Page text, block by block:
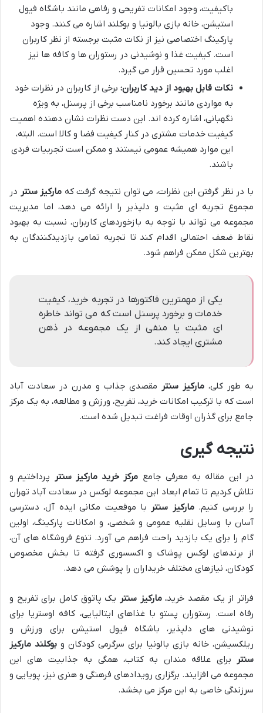
باکیفیت، وجود امکانات تفریحی و رفاهی مانند باشگاه فیول
استیشن، خانه بازی بالونیا و بوکلند اشاره می کنند. وجود
پارکینگ اختصاصی نیز از نکات مثبت برجسته از نظر کاربران
است. کیفیت غذا و نوشیدنی در رستوران ها و کافه ها نیز
اغلب مورد تحسین قرار می گیرد.
نکات قابل بهبود از دید کاربران: برخی از کاربران در نظرات خود
به مواردی مانند برخورد نامناسب برخی از پرسنل، به ویژه
نگهبانی، اشاره کرده اند. این دست نظرات نشان دهنده اهمیت
کیفیت خدمات مشتری در کنار کیفیت فضا و کالا است. البته،
این موارد همیشه عمومی نیستند و ممکن است تجربیات فردی
باشند.
با در نظر گرفتن این نظرات، می توان نتیجه گرفت که مارکیز سنتر در
مجموع تجربه ای مثبت و دلپذیر را ارائه می دهد، اما مدیریت
مجموعه می تواند با توجه به بازخوردهای کاربران، نسبت به بهبود
نقاط ضعف احتمالی اقدام کند تا تجربه تمامی بازدیدکنندگان به
بهترین شکل ممکن فراهم شود.
یکی از مهمترین فاکتورها در تجربه خرید، کیفیت
خدمات و برخورد پرسنل است که می تواند خاطره
ای مثبت یا منفی از یک مجموعه در ذهن
مشتری ایجاد کند.
به طور کلی، مارکیز سنتر مقصدی جذاب و مدرن در سعادت آباد
است که با ترکیب امکانات خرید، تفریح، ورزش و مطالعه، به یک مرکز
جامع برای گذران اوقات فراغت تبدیل شده است.
نتیجه گیری
در این مقاله به معرفی جامع مرکز خرید مارکیز سنتر پرداختیم و
تلاش کردیم تا تمام ابعاد این مجموعه لوکس در سعادت آباد تهران
را بررسی کنیم.مارکیز سنتر با موقعیت مکانی ایده آل، دسترسی
آسان با وسایل نقلیه عمومی و شخصی، و امکانات پارکینگ، اولین
گام را برای یک بازدید راحت فراهم می آورد. تنوع فروشگاه های آن،
از برندهای لوکس پوشاک و اکسسوری گرفته تا بخش مخصوص
کودکان، نیازهای مختلف خریداران را پوشش می دهد.
فراتر از یک مقصد خرید،مارکیز سنتر یک پاتوق کامل برای تفریح و
رفاه است. رستوران پستو با غذاهای ایتالیایی، کافه اوستریا برای
نوشیدنی های دلپذیر، باشگاه فیول استیشن برای ورزش و
ریلکسیشن، خانه بازی بالونیا برای سرگرمی کودکان و بوکلند مارکیز
سنتر
برای علاقه مندان به کتاب، همگی به جذابیت های این
مجموعه می افزایند. برگزاری رویدادهای فرهنگی و هنری نیز، پویایی و
سرزندگی خاصی به این مرکز می بخشد.